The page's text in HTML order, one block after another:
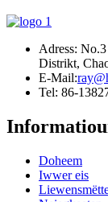
Adress:
Distrikt,
E-Mail:
Tel: 86-
Doheem
Iwwer eis